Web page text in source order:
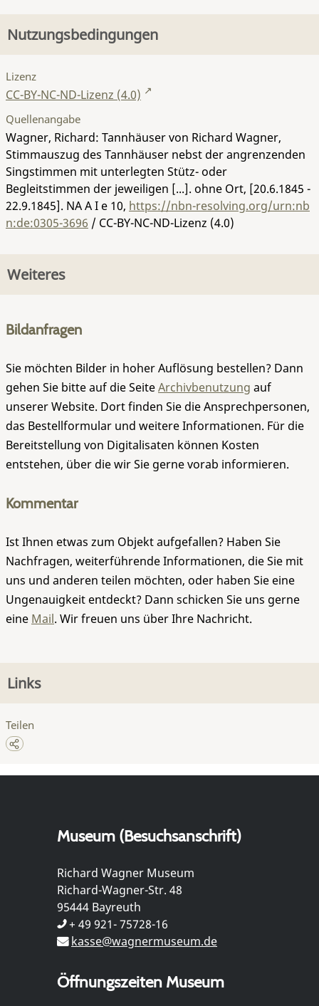
Nutzungsbedingungen
Lizenz
CC-BY-NC-ND-Lizenz (4.0)
Quellenangabe
Wagner, Richard: Tannhäuser von Richard Wagner,
Stimmauszug des Tannhäuser nebst der angrenzenden
Singstimmen mit unterlegten Stütz- oder
Begleitstimmen der jeweiligen [...]. ohne Ort, [20.6.1845 -
22.9.1845]. NA A I e 10, https://nbn-resolving.org/urn:nb
n:de:0305-3696 / CC-BY-NC-ND-Lizenz (4.0)
Weiteres
Bildanfragen
Sie möchten Bilder in hoher Auflösung bestellen? Dann
gehen Sie bitte auf die SeiteArchivbenutzung auf
unserer Website. Dort finden Sie die Ansprechpersonen,
das Bestellformular und weitere Informationen. Für die
Bereitstellung von Digitalisaten können Kosten
entstehen, über die wir Sie gerne vorab informieren.
Kommentar
Ist Ihnen etwas zum Objekt aufgefallen? Haben Sie
Nachfragen, weiterführende Informationen, die Sie mit
uns und anderen teilen möchten, oder haben Sie eine
Ungenauigkeit entdeckt? Dann schicken Sie uns gerne
eine Mail. Wir freuen uns über Ihre Nachricht.
Links
Teilen
Museum (Besuchsanschrift)
Richard Wagner Museum
Richard-Wagner-Str. 48
95444 Bayreuth
+ 49 921- 75728-16
kasse@wagnermuseum.de
Öffnungszeiten Museum